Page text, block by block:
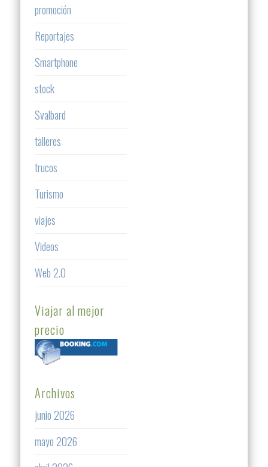
promoción
Reportajes
Smartphone
stock
Svalbard
talleres
trucos
Turismo
viajes
Videos
Web 2.0
Viajar al mejor
precio
Archivos
junio 2026
mayo 2026